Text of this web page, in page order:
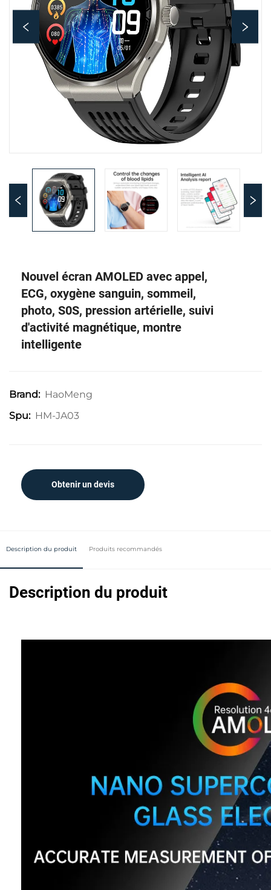
Nouvel écran AMOLED avec appel,
ECG, oxygène sanguin, sommeil,
photo, S0S, pression artérielle, suivi
d'activité magnétique, montre
intelligente
Brand: HaoMeng
Spu: HM-JA03
Obtenir un devis
Description du produit Produits recommandés
Description du produit